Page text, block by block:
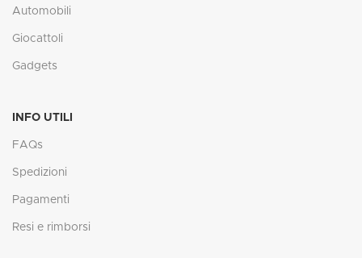
Automobili
Giocattoli
Gadgets
INFO UTILI
FAQs
Spedizioni
Pagamenti
Resi e rimborsi